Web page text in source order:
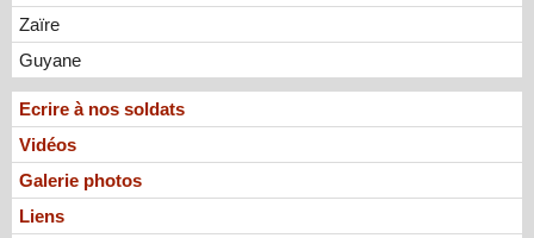
Zaïre
Guyane
Ecrire à nos soldats
Vidéos
Galerie photos
Liens